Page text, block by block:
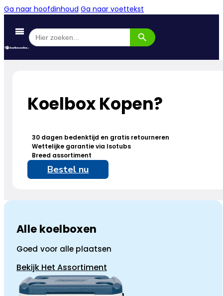
Ga naar hoofdinhoud Ga naar voettekst
Zoek
naar:
Zoekknop
Koelbox Kopen?
30 dagen bedenktijd en gratis retourneren
Wettelijke garantie via Isotubs
Breed assortiment
Bestel nu
Alle koelboxen
Goed voor alle plaatsen
Bekijk Het Assortiment